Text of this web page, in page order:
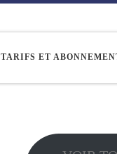
TARIFS ET